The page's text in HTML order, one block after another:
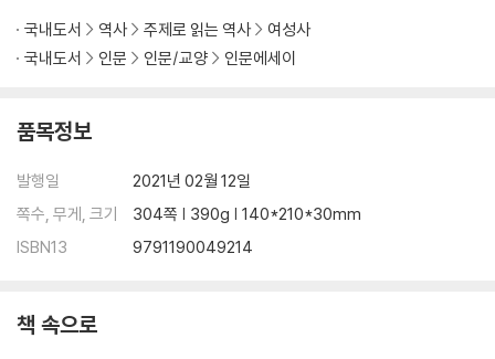
5. 사고처럼 사랑이 불현듯 오다
조선을 뒤흔든 양반 여인 · 유감동 217
조선 최대 자유분방 연애 스캔들 · 어우동 229
그의, 혹은 그녀의 비밀 · 사방지 240
조선 천재의 플라토닉 러브 · 유지와 이이 246
국내도서 역사 주제로 읽는 역사
여성사
국내도서
인문 인문/교양 인문에세이
품목정보
발행일
2021년 02월 12일
쪽수, 무게, 크기
304쪽 | 390g | 140*210*30mm
ISBN13
9791190049214
책 속으로